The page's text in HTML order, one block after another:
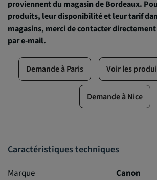
proviennent du magasin de Bordeaux.
produits, leur disponibilité et leur tarif
magasins, merci de contacter
par e-mail.
Demande à Paris Voir les
Demande à Nice
Caractéristiques techniques
Marque
Canon